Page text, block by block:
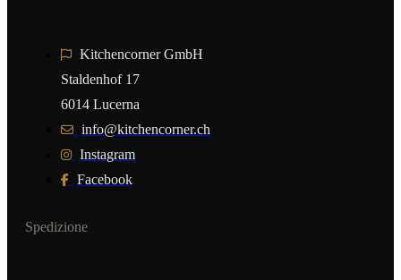
Kitchencorner GmbH
Staldenhof 17
6014 Lucerna
info@kitchencorner.ch
Instagram
Facebook
Spedizione